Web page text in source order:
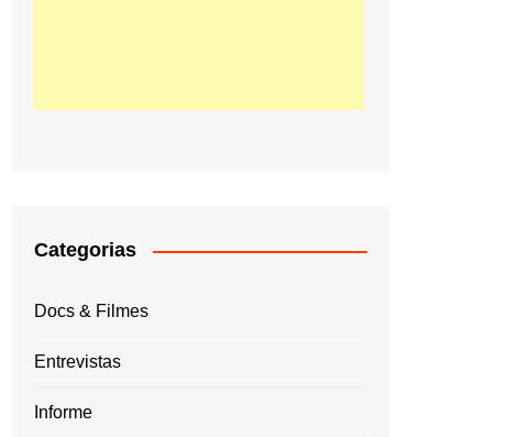
Categorias
Docs & Filmes
Entrevistas
Informe